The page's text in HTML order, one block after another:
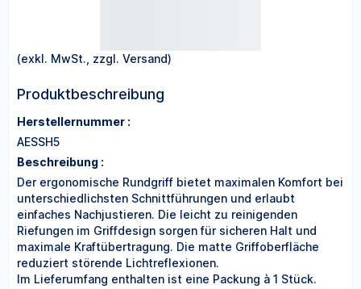
(exkl. MwSt., zzgl. Versand)
Produktbeschreibung
Herstellernummer :
AESSH5
Beschreibung :
Der ergonomische Rundgriff bietet maximalen Komfort bei
unterschiedlichsten Schnittführungen und erlaubt
einfaches Nachjustieren. Die leicht zu reinigenden
Riefungen im Griffdesign sorgen für sicheren Halt und
maximale Kraftübertragung. Die matte Griffoberfläche
reduziert störende Lichtreflexionen.
Im Lieferumfang enthalten ist eine Packung à 1 Stück.